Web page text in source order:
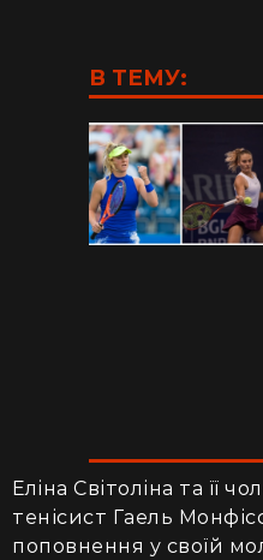
В ТЕМУ:
Еліна Світоліна та її
тенісист Гаель
поповнення у своїй